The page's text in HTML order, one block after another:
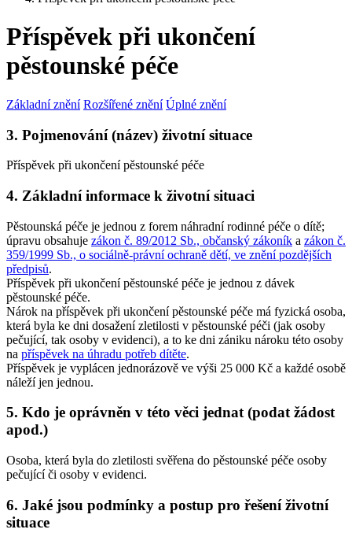
Příspěvek při ukončení
pěstounské péče
Základní znění Rozšířené znění Úplné znění
3. Pojmenování (název) životní situace
Příspěvek při ukončení pěstounské péče
4. Základní informace k životní situaci
Pěstounská péče je jednou z forem náhradní rodinné péče o dítě;
úpravu obsahuje zákon č. 89/2012 Sb., občanský zákoník a zákon č.
359/1999 Sb., o sociálně-právní ochraně dětí, ve znění pozdějších
předpisů.
Příspěvek při ukončení pěstounské péče je jednou z dávek
pěstounské péče.
Nárok na příspěvek při ukončení pěstounské péče má fyzická osoba,
která byla ke dni dosažení zletilosti v pěstounské péči (jak osoby
pečující, tak osoby v evidenci), a to ke dni zániku nároku této osoby
na příspěvek na úhradu potřeb dítěte.
Příspěvek je vyplácen jednorázově ve výši 25 000 Kč a každé osobě
náleží jen jednou.
5. Kdo je oprávněn v této věci jednat (podat žádost
apod.)
Osoba, která byla do zletilosti svěřena do pěstounské péče osoby
pečující či osoby v evidenci.
6. Jaké jsou podmínky a postup pro řešení životní
situace